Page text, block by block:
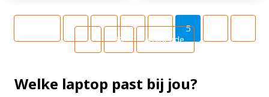
1 … 3 4 5
…
39 Volgende
Welke laptop past bij jou?